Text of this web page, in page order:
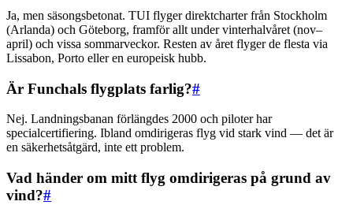
Ja, men säsongsbetonat. TUI flyger direktcharter från Stockholm
(Arlanda) och Göteborg, framför allt under vinterhalvåret (nov–
april) och vissa sommarveckor. Resten av året flyger de flesta via
Lissabon, Porto eller en europeisk hubb.
Är Funchals flygplats farlig?#
Nej. Landningsbanan förlängdes 2000 och piloter har
specialcertifiering. Ibland omdirigeras flyg vid stark vind — det är
en säkerhetsåtgärd, inte ett problem.
Vad händer om mitt flyg omdirigeras på grund av
vind?#